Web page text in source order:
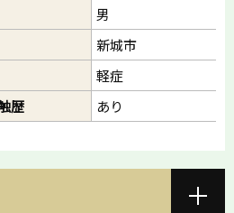
男
新城市
軽症
歴
あり